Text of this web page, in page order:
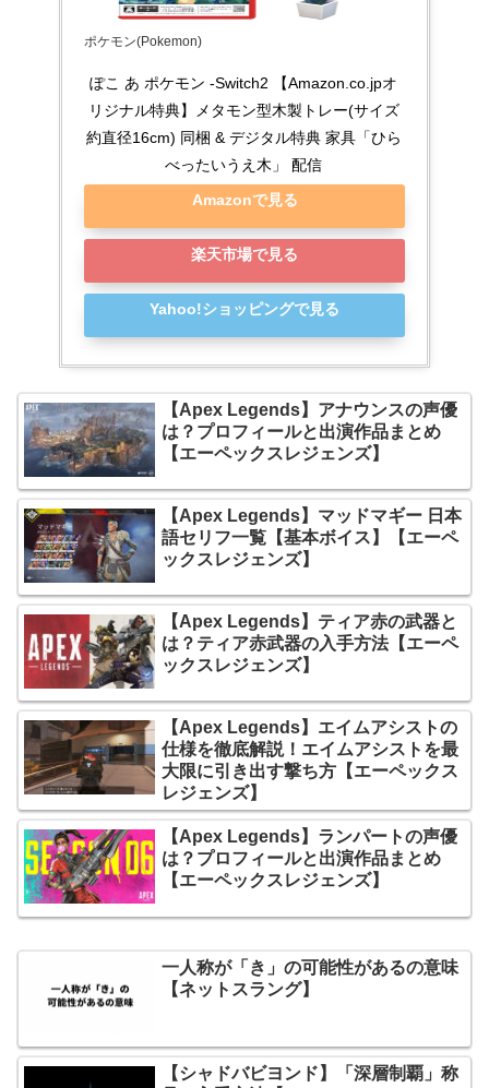
ポケモン(Pokemon)
ぽこ あ ポケモン -Switch2 【Amazon.co.jpオ
リジナル特典】メタモン型木製トレー(サイズ
約直径16cm) 同梱 & デジタル特典 家具「ひら
べったいうえ木」 配信
Amazonで見る
楽天市場で見る
Yahoo!ショッピングで見る
【Apex Legends】アナウンスの声優
は？プロフィールと出演作品まとめ
【エーペックスレジェンズ】
【Apex Legends】マッドマギー 日本
語セリフ一覧【基本ボイス】【エーペ
ックスレジェンズ】
【Apex Legends】ティア赤の武器と
は？ティア赤武器の入手方法【エーペ
ックスレジェンズ】
【Apex Legends】エイムアシストの
仕様を徹底解説！エイムアシストを最
大限に引き出す撃ち方【エーペックス
レジェンズ】
【Apex Legends】ランパートの声優
は？プロフィールと出演作品まとめ
【エーペックスレジェンズ】
一人称が「き」の可能性があるの意味
【ネットスラング】
【シャドバビヨンド】「深層制覇」称